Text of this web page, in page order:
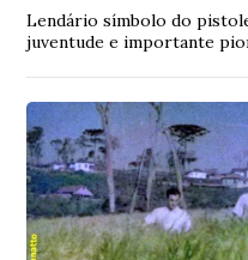
Lendário símbolo do
juventude e importante